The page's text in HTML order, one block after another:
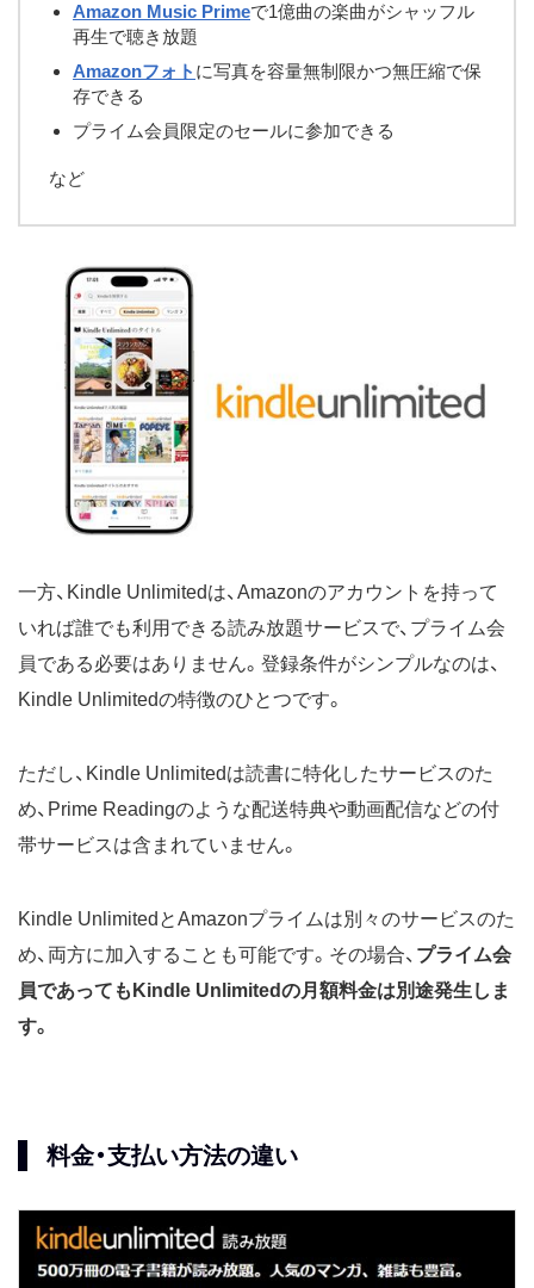
Amazon Music Primeで1億曲の楽曲がシャッフル
再生で聴き放題
Amazonフォト に写真を容量無制限かつ無圧縮で保
存できる
プライム会員限定のセールに参加できる
など
一方、Kindle Unlimitedは、Amazonのアカウントを持って
いれば誰でも利用できる読み放題サービスで、プライム会
員である必要はありません。登録条件がシンプルなのは、
Kindle Unlimitedの特徴のひとつです。
ただし、Kindle Unlimitedは読書に特化したサービスのた
め、Prime Readingのような配送特典や動画配信などの付
帯サービスは含まれていません。
Kindle UnlimitedとAmazonプライムは別々のサービスのた
め、両方に加入することも可能です。その場合、 プライム会
員であってもKindle Unlimitedの月額料金は別途発生しま
す。
料金・支払い方法の違い